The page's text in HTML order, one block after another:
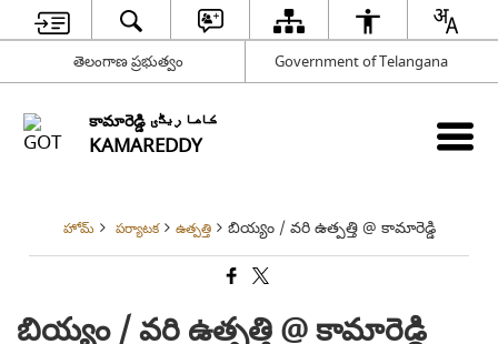
తెలంగాణ ప్రభుత్వం Government of Telangana
కామారెడ్డి کاما ریڈّی
KAMAREDDY
హోమ్ పర్యాటక ఉత్పత్తి బియ్యం / వరి ఉత్పత్తి @ కామారెడ్డి
బియ్యం / వరి ఉత్పత్తి @ కామారెడ్డి